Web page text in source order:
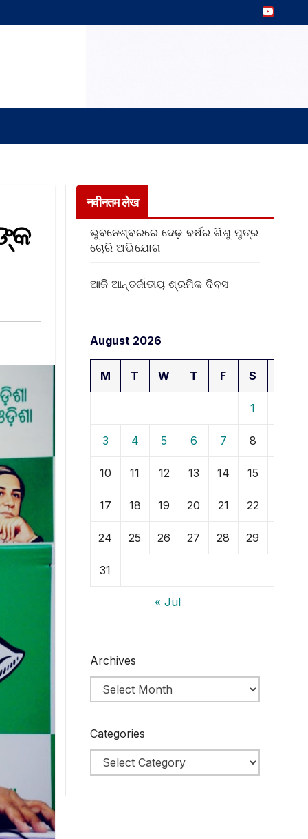
नवीनतम लेख
ଭୁବନେଶ୍ବରରେ ଦେଢ଼ ବର୍ଷର ଶିଶୁ ପୁତ୍ର
ଚୋରି ଅଭିଯୋଗ
ଆଜି ଆନ୍ତର୍ଜାତୀୟ ଶ୍ରମିକ ଦିବସ
August 2026
M T W T F S
1
3 4 5 6 7 8
10 11 12 13 14 15
17 18 19 20 21 22
24 25 26 27 28 29
31
« Jul
Archives
Categories